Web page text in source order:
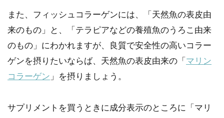
また、フィッシュコラーゲンには、「天然魚の表皮由
来のもの」と、「テラピアなどの養殖魚のうろこ由来
のもの」にわかれますが、良質で安全性の高いコラー
ゲンを摂りたいならば、天然魚の表皮由来の「 マリン
コラーゲン 」を摂りましょう。
サプリメントを買うときに成分表示のところに「マリ